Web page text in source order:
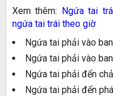
Xem thêm: Ngứa tai
ngứa tai trái theo giờ
Ngứa tai phải vào
Ngứa tai phải vào
Ngứa tai phải đến
Ngứa tai phải đến